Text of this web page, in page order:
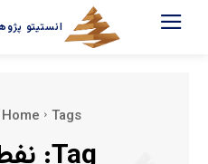
انستیتو
Home Tags